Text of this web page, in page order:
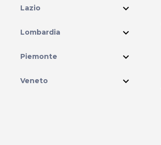
Lazio expand_more
Lombardia expand_more
Piemonte expand_more
Veneto expand_more